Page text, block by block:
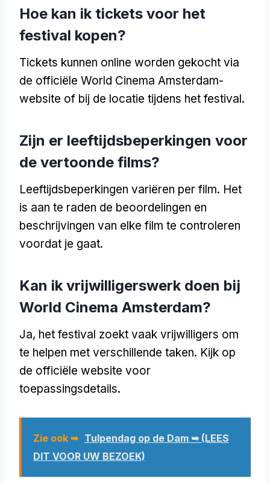
Hoe kan ik tickets voor het
festival kopen?
Tickets kunnen online worden gekocht via
de officiële World Cinema Amsterdam-
website of bij de locatie tijdens het festival.
Zijn er leeftijdsbeperkingen voor
de vertoonde films?
Leeftijdsbeperkingen variëren per film. Het
is aan te raden de beoordelingen en
beschrijvingen van elke film te controleren
voordat je gaat.
Kan ik vrijwilligerswerk doen bij
World Cinema Amsterdam?
Ja, het festival zoekt vaak vrijwilligers om
te helpen met verschillende taken. Kijk op
de officiële website voor
toepassingsdetails.
Zie ook ➥ Tulpendag op de Dam ➥ (LEES
DIT VOOR UW BEZOEK)